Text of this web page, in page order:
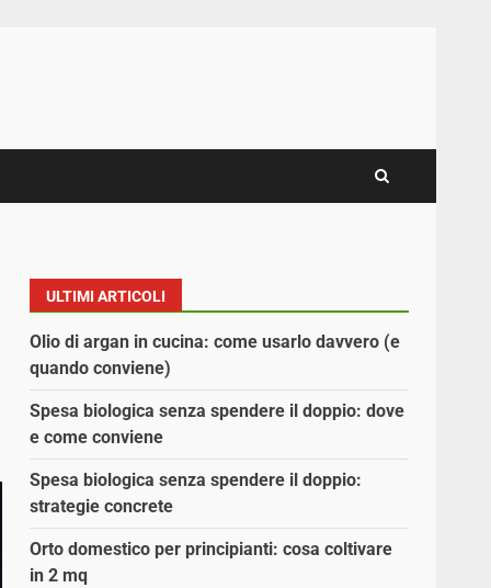
ULTIMI ARTICOLI
Olio di argan in cucina: come usarlo davvero (e
quando conviene)
Spesa biologica senza spendere il doppio: dove
e come conviene
Spesa biologica senza spendere il doppio:
strategie concrete
Orto domestico per principianti: cosa coltivare
in 2 mq